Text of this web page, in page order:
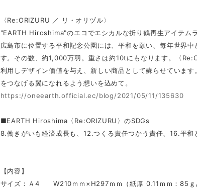
〈Re:ORIZURU ／ リ・オリヅル〉
"EARTH Hiroshima"のエコでエシカルな折り鶴再生アイテムラ
広島市に位置する平和記念公園には、平和を願い、毎年世界
す。その数、約1,000万羽。重さは約10tにもなります。〈
利用しデザイン価値を与え、新しい商品として蘇らせていま
をつなげる翼になれるよう想いを込めて。
https://oneearth.official.ec/blog/2021/05/11/135630
■EARTH Hiroshima〈Re:ORIZURU〉のSDGs
8.働きがいも経済成長も、12.つくる責任つかう責任、16.平和
【内容】
サイズ：Ａ4 W210ｍｍ×H297ｍｍ（紙厚 0.11ｍｍ：85